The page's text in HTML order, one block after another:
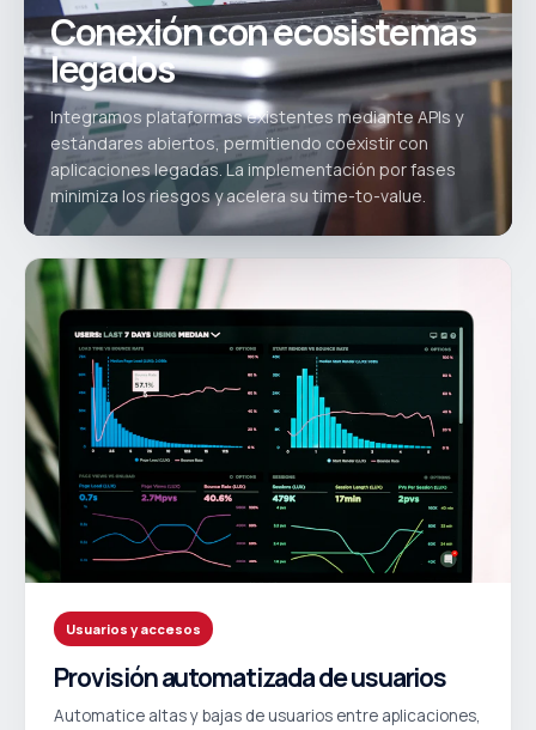
Conexión con ecosistemas
legados
Integramos plataformas existentes mediante APIs y
estándares abiertos, permitiendo coexistir con
aplicaciones legadas. La implementación por fases
minimiza los riesgos y acelera su time-to-value.
Usuarios y accesos
Provisión automatizada de usuarios
Automatice altas y bajas de usuarios entre aplicaciones,